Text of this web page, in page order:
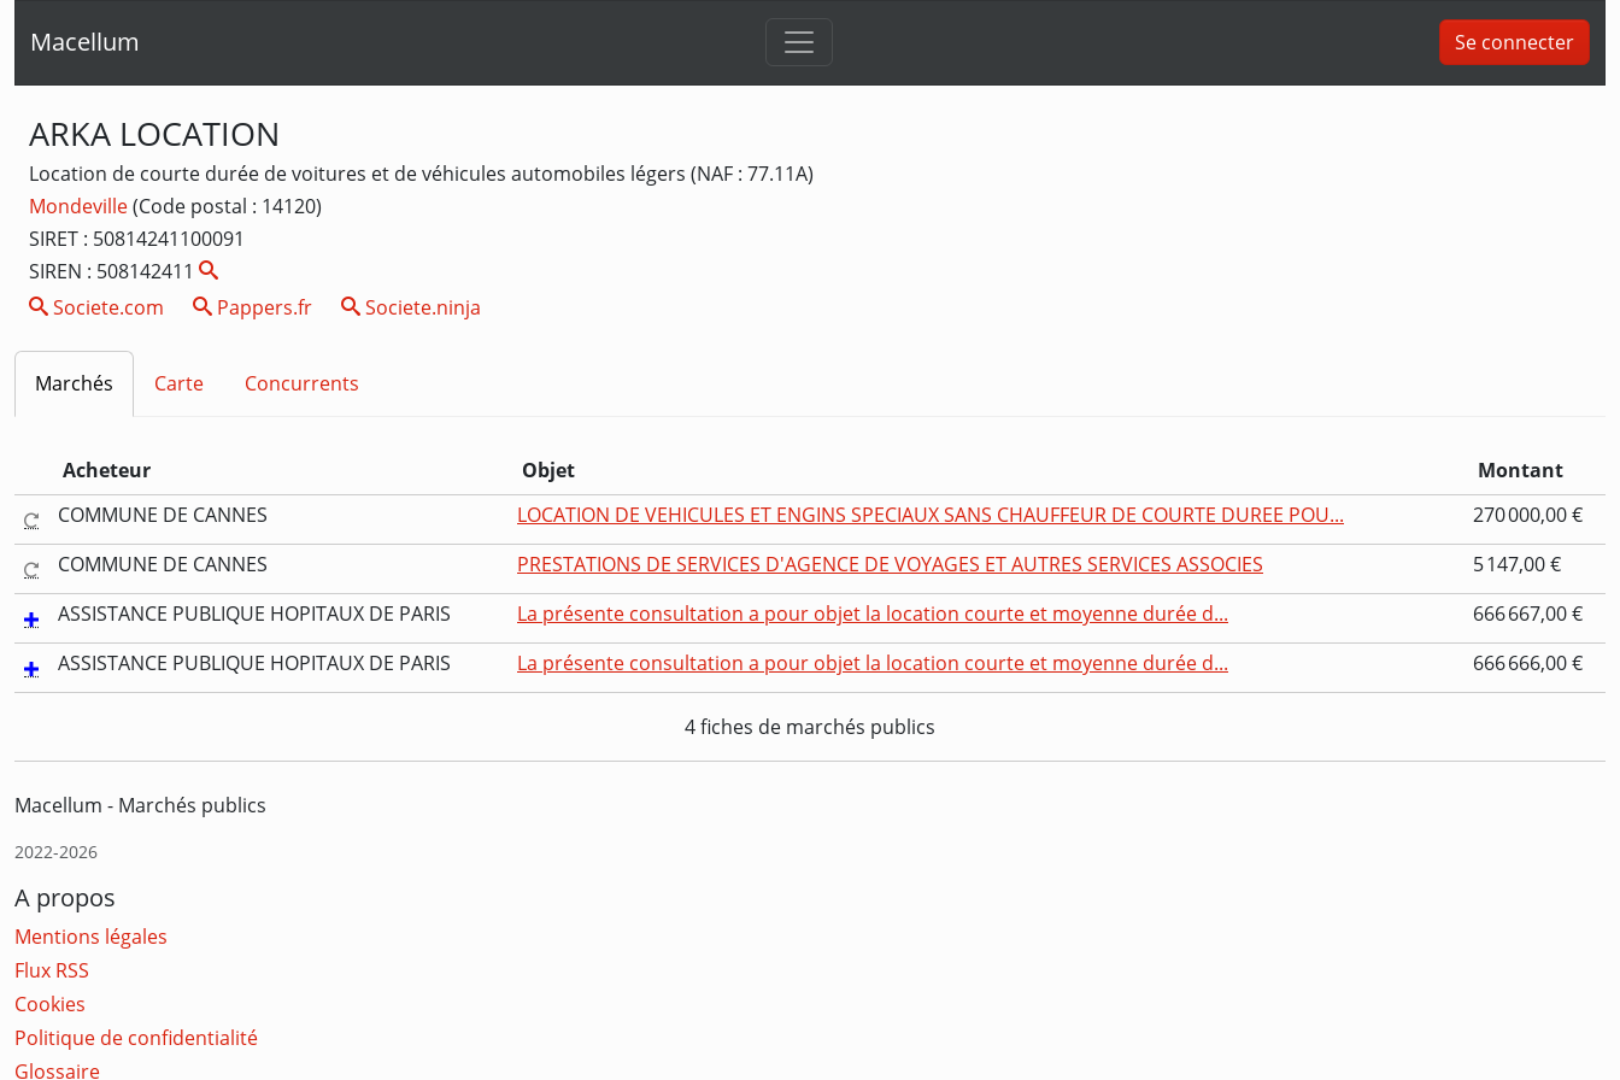
Macellum Se connecter
ARKA LOCATION
Location de courte durée de voitures et de véhicules automobiles légers (NAF : 77.11A)
Mondeville(Code postal : 14120)
SIRET : 50814241100091
SIREN : 508142411
Societe.com
Pappers.fr Societe.ninja
Marchés Carte Concurrents
Acheteur Objet
Montant
COMMUNE DE CANNES
LOCATION DE VEHICULES ET ENGINS SPECIAUX SANS CHAUFFEUR DE COURTE DUREE POU...
270 000,00 €
COMMUNE DE CANNES
PRESTATIONS DE SERVICES D'AGENCE DE VOYAGES ET AUTRES SERVICES ASSOCIES
5 147,00 €
ASSISTANCE PUBLIQUE HOPITAUX DE PARIS
La présente consultation a pour objet la location courte et moyenne durée d...
666 667,00 €
ASSISTANCE PUBLIQUE HOPITAUX DE PARIS
La présente consultation a pour objet la location courte et moyenne durée d... 666 666,00 €
4 fiches de marchés publics
Macellum - Marchés publics
2022-2026
A propos
Mentions légales
Flux RSS
Cookies
Politique de confidentialité
Glossaire